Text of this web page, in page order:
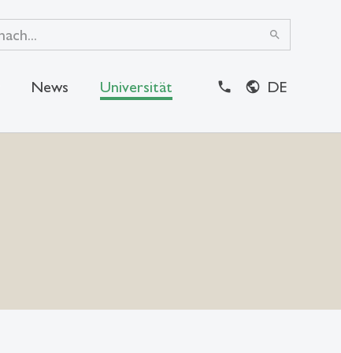
search
News Universität DE